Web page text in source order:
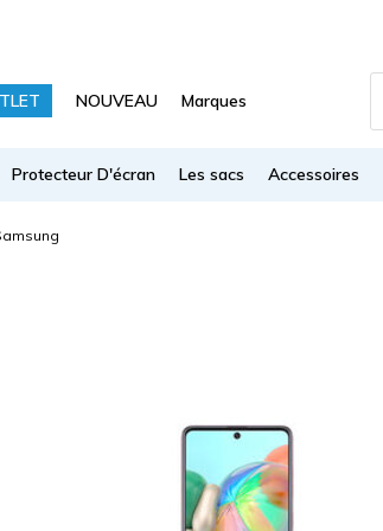
NOUVEAU Marques
Protecteur D'écran Les sacs Accessoires